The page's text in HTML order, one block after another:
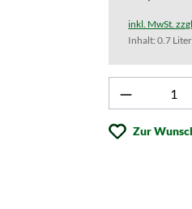
inkl. MwSt.
Inhalt:0.7
Produkt
Zur